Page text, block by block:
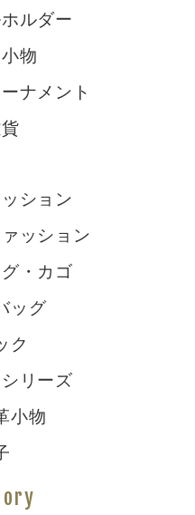
ルダー
物
ナメント
ション
ッション
・カゴ
ッグ
ク
リーズ
小物